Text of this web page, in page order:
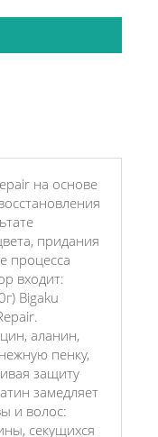
на основе
придания
процесса
входит:
Bigaku
аланин,
пенку,
защиту
замедляет
и волос:
секущихся